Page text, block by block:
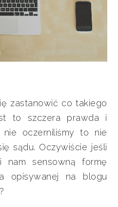
zastanowić co takiego
to szczera prawda i
oczerniliśmy to nie
sądu. Oczywiście jeśli
nam sensowną formę
opisywanej na blogu